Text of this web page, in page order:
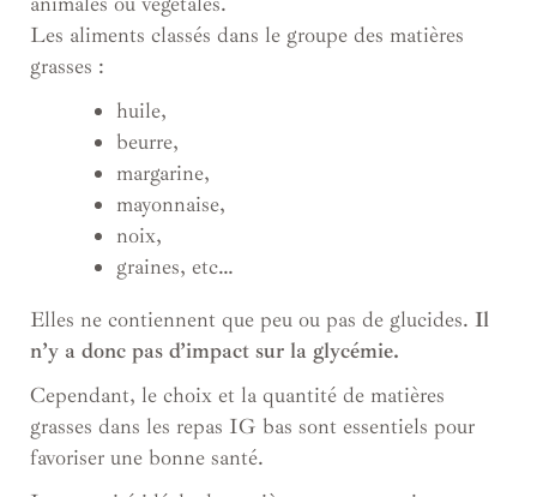
Les aliments classés dans le groupe des matières
grasses :
huile,
beurre,
margarine,
mayonnaise,
noix,
graines, etc…
Elles ne contiennent que peu ou pas de glucides. Il
n’y a donc pas d’impact sur la glycémie.
Cependant, le choix et la quantité de matières
grasses dans les repas IG bas sont essentiels pour
favoriser une bonne santé.